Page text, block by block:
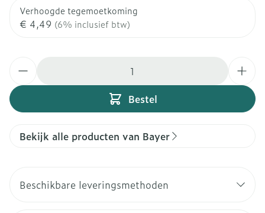
Verhoogde tegemoetkoming
€ 4,49 (6% inclusief btw)
Bestel
Bekijk alle producten van Bayer
Beschikbare leveringsmethoden